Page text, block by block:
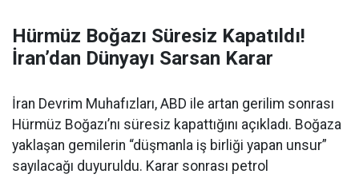
Hürmüz Boğazı Süresiz Kapatıldı!
İran’dan Dünyayı Sarsan Karar
İran Devrim Muhafızları, ABD ile artan gerilim sonrası
Hürmüz Boğazı’nı süresiz kapattığını açıkladı. Boğaza
yaklaşan gemilerin “düşmanla iş birliği yapan unsur”
sayılacağı duyuruldu. Karar sonrası petrol